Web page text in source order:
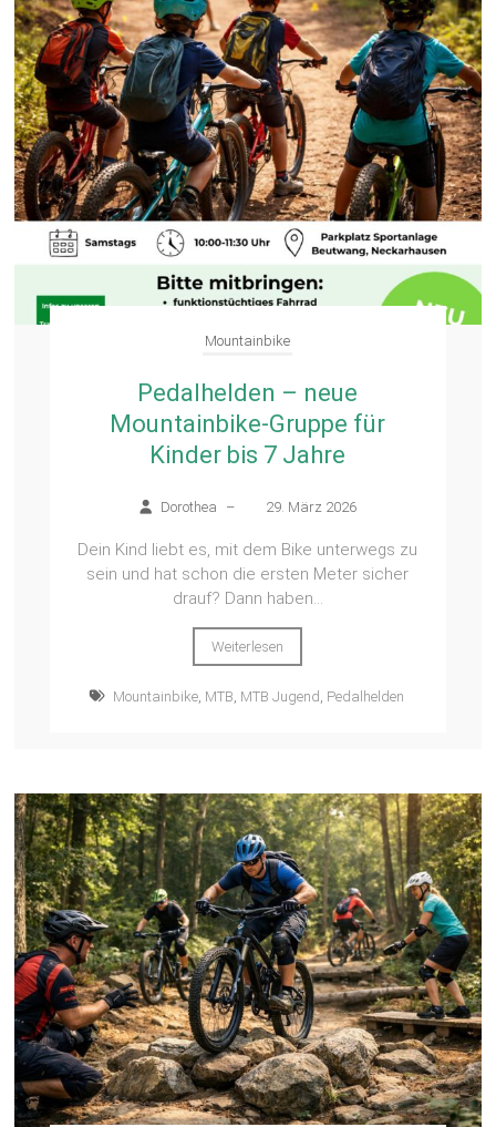
Mountainbike
Pedalhelden – neue
Mountainbike-Gruppe für
Kinder bis 7 Jahre
Dorothea – 29. März 2026
Dein Kind liebt es, mit dem Bike unterwegs zu
sein und hat schon die ersten Meter sicher
drauf? Dann haben...
Weiterlesen
Mountainbike, MTB, MTB Jugend , Pedalhelden